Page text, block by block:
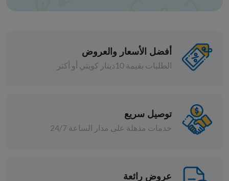
حب شمسي ني
أفضل الأسعار والعروض
الطلبات بقيمة 10دينار كويتي أو أكثر
توصيل سريع
خدمات مذهلة على مدار الساعة 24/7
عروض رائعة